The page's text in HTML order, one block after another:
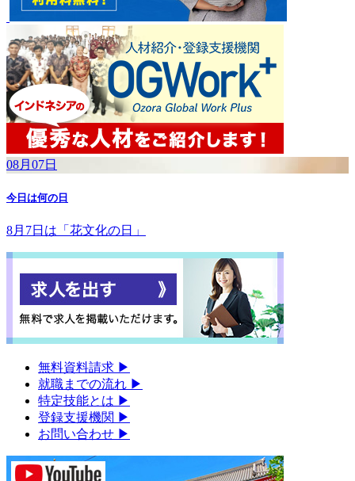
08月07日
今日は何の日
8月7日は「花文化の日」
無料資料請求 ▶︎
就職までの流れ ▶︎
特定技能とは ▶︎
登録支援機関 ▶︎
お問い合わせ ▶︎